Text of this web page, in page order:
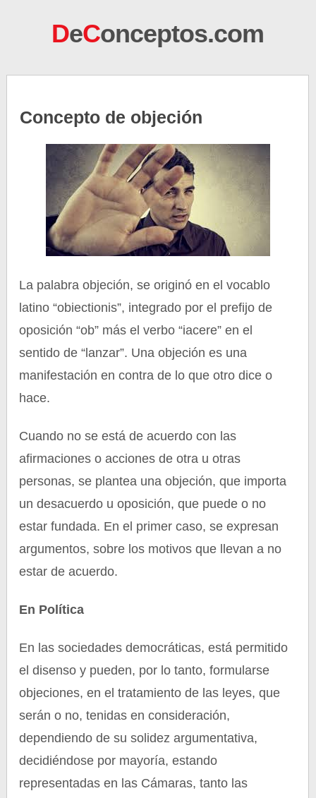
DeConceptos.com
Concepto de objeción
La palabra objeción, se originó en el vocablo
latino “obiectionis”, integrado por el prefijo de
oposición “ob” más el verbo “iacere” en el
sentido de “lanzar”. Una objeción es una
manifestación en contra de lo que otro dice o
hace.
Cuando no se está de acuerdo con las
afirmaciones o acciones de otra u otras
personas, se plantea una objeción, que importa
un desacuerdo u oposición, que puede o no
estar fundada. En el primer caso, se expresan
argumentos, sobre los motivos que llevan a no
estar de acuerdo.
En Política
En las sociedades democráticas, está permitido
el disenso y pueden, por lo tanto, formularse
objeciones, en el tratamiento de las leyes, que
serán o no, tenidas en consideración,
dependiendo de su solidez argumentativa,
decidiéndose por mayoría, estando
representadas en las Cámaras, tanto las